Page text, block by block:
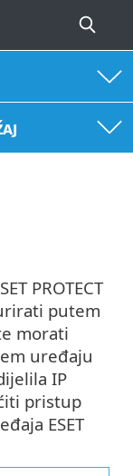
PROTECT
putem
morati
uređaju
IP
pristup
ESET